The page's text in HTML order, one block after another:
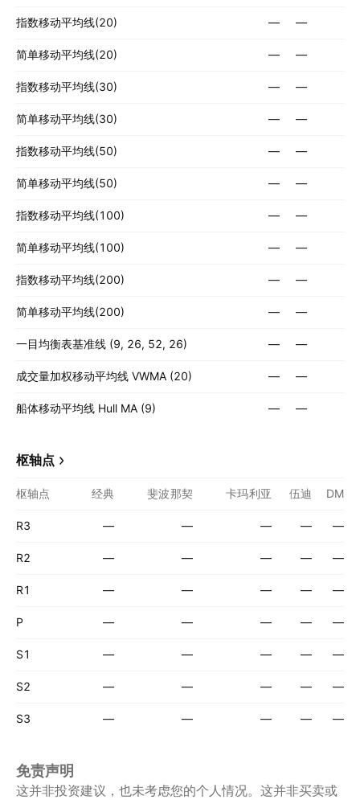
指数移动平均线(20) — —
简单移动平均线(20) — —
指数移动平均线(30) — —
简单移动平均线(30) — —
指数移动平均线(50) — —
简单移动平均线(50) — —
指数移动平均线(100) — —
简单移动平均线(100) — —
指数移动平均线(200) — —
简单移动平均线(200) — —
一目均衡表基准线 (9, 26, 52, 26) — —
成交量加权移动平均线 VWMA (20) — —
船体移动平均线 Hull MA (9) — —
枢轴点
枢轴点 经典 斐波那契 卡玛利亚 伍迪 DM
R3 — — — — —
R2 — — — — —
R1 — — — — —
P — — — — —
S1 — — — — —
S2 — — — — —
S3 — — — — —
免责声明
这并非投资建议，也未考虑您的个人情况。这并非买卖或